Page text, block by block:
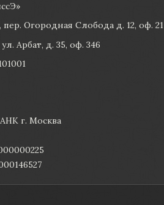
пер. Огородная Слобода д. 12, оф. 21
Арбат, д. 35, оф. 346
г. Москва